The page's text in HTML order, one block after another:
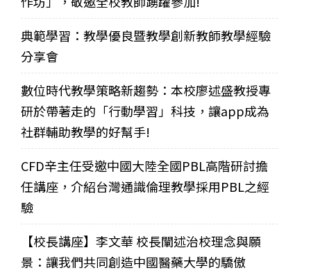
典範學習：教學優良暨教學創新教師教學經驗
分享會
數位時代教學策略新趨勢：本校廖述盛教授專
研於帶著走的「行動學習」科技，讓app成為
社群輔助教學的好幫手!
CFD辛主任受邀中國大陸全國PBL高階研討擔
任講座，介紹台灣通識倫理教學採用PBL之經
驗
【校長講座】李文華 校長闡述治校理念與願
景：讓我們共同創造中國醫藥大學的驕傲